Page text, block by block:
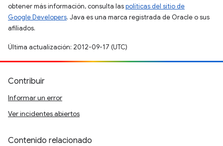
obtener más información, consulta laspolíticas del sitio de
Google Developers. Java es una marca registrada de Oracle o sus
afiliados.
Última actualización: 2012-09-17 (UTC)
Contribuir
Informar un error
Ver incidentes abiertos
Contenido relacionado